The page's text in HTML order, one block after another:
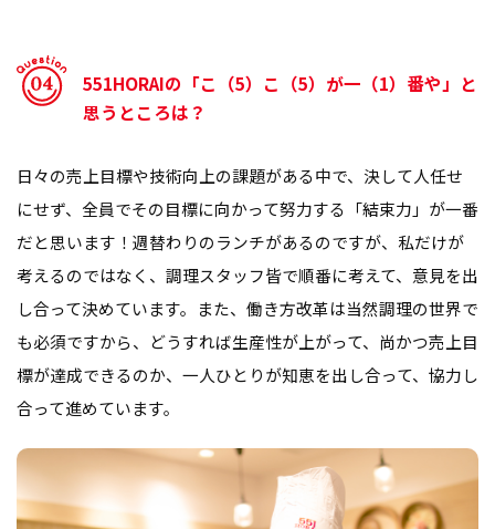
551HORAIの「こ（5）こ（5）が一（1）番や」と
思うところは？
日々の売上目標や技術向上の課題がある中で、決して人任せ
にせず、全員でその目標に向かって努力する「結束力」が一番
だと思います！週替わりのランチがあるのですが、私だけが
考えるのではなく、調理スタッフ皆で順番に考えて、意見を出
し合って決めています。また、働き方改革は当然調理の世界で
も必須ですから、どうすれば生産性が上がって、尚かつ売上目
標が達成できるのか、一人ひとりが知恵を出し合って、協力し
合って進めています。